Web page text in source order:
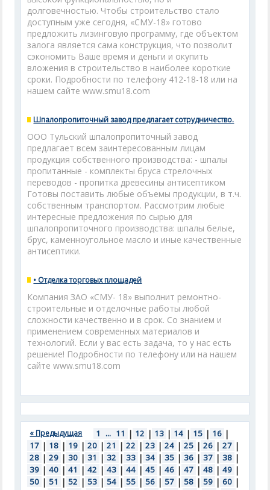
долговечностью. Чтобы строительство стало
доступным уже сегодня, «СМУ-18» готово
предложить лизинговую программу, где объектом
залога является сама конструкция, что позволит
сэкономить Ваше время и деньги и окупить
вложения в строительство в наиболее короткие
сроки. Подробности по телефону 412-18-18 или на
нашем сайте www.smu18.com
Шпалопропиточный завод предлагает сотрудничество.
ООО Тульский шпалопропиточный завод
предлагает всем заинтересованным лицам
продукция собственного производства: - шпалы
пропитанные - комплекты бруса стрелочных
переводов - пропитка древесины антисептиком
Готовы поставить любые объемы продукции, в т.ч.
собственным транспортом. Рассмотрим любые
интересные предложения по сырью для
шпалопропиточного производства: шпалы белые,
брус, каменноугольное масло и иные качественные
антисептики.
• Отделка торговых площадей
Компания ЗАО «СМУ- 18» выполнит ремонтно-
строительные и отделочные работы любой
сложности качественно и в срок. Со знанием и
применением современных материалов и
технологий. Если у вас есть задача, то у нас есть
решение! Подробности по телефону или на нашем
сайте www.smu18.com
« Предыдущая 1 ... 11 | 12 | 13 | 14 | 15 | 16 |
17 | 18 | 19 | 20 | 21 | 22 | 23 | 24 | 25 | 26 | 27 |
28 | 29 | 30 | 31 | 32 | 33 | 34 | 35 | 36 | 37 | 38 |
39 | 40 | 41 | 42 | 43 | 44 | 45 | 46 | 47 | 48 | 49 |
50 | 51 | 52 | 53 | 54 | 55 | 56 | 57 | 58 | 59 | 60 |